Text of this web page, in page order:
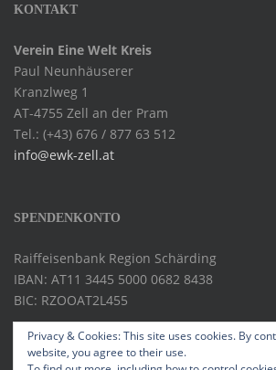
KONTAKT
Verein Eine Welt Kreis
Paul Neunhäuserer
Kranzlweg 1
AT-4755 Zell an der Pram
Tel.: (+43) 676 / 877 63 512
info@ewk-zell.at
SPENDENKONTO
Raiffeisenbank Region Schärding
IBAN: AT11 3445 5000 0682 8438
BIC: RZOOAT2L455
Privacy & Cookies: This site uses cookies. By
website, you agree to their use.